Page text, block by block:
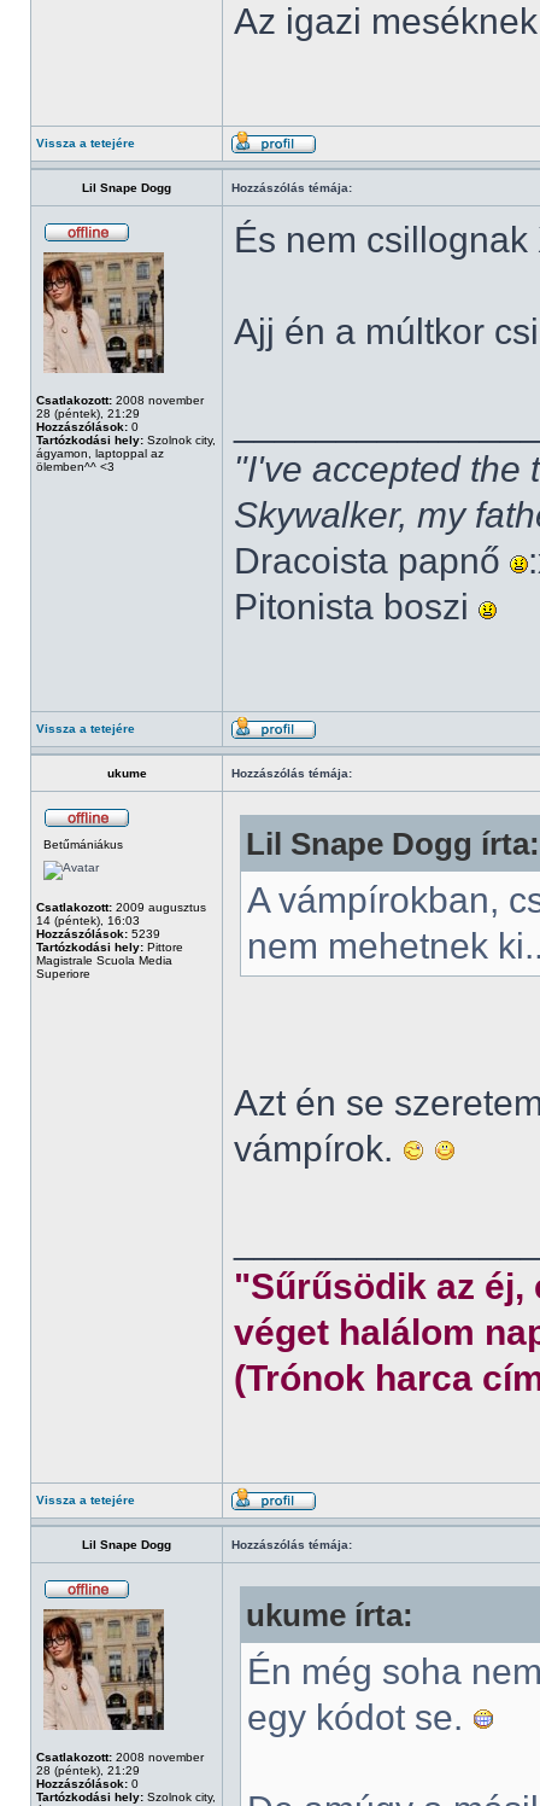
Az igazi
Vissza a tetejére
Lil Snape Dogg Hozzászólás témája:
Csatlakozott: 2008 november
28 (péntek), 21:29
Hozzászólások: 0
Tartózkodási hely: Szolnok city,
ágyamon, laptoppal az
ölemben^^ <3
És nem csillognak
Ajj én a múltkor
"I've accepted the
Skywalker, my
Dracoista papnő
Pitonista boszi
Vissza a tetejére
ukume Hozzászólás témája:
Betűmániákus
Csatlakozott: 2009 augusztus
14 (péntek), 16:03
Hozzászólások: 5239
Tartózkodási hely: Pittore
Magistrale Scuola Media
Superiore
Lil Snape Dogg írta:
A vámpírokban,
nem mehetnek
Azt én se
vámpírok.
"Sűrűsödik az éj,
véget halálom
(Trónok harca
Vissza a tetejére
Lil Snape Dogg Hozzászólás témája:
Csatlakozott: 2008 november
28 (péntek), 21:29
Hozzászólások: 0
Tartózkodási hely: Szolnok city,
ukume írta:
Én még soha
egy kódot se.